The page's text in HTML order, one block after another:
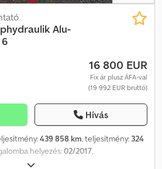
Alu-
16 800 EUR
Fix ár plusz ÁFA-val
(19 992 EUR bruttó)
Hívás
439 858 km, teljesítmény: 324
helyezés:02/2017,
saját tömeg: